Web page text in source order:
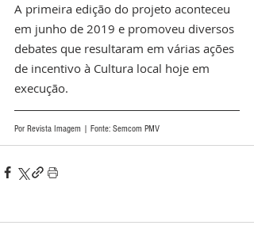
A primeira edição do projeto aconteceu
em junho de 2019 e promoveu diversos
debates que resultaram em várias ações
de incentivo à Cultura local hoje em
execução.
Por Revista Imagem | Fonte: Semcom PMV